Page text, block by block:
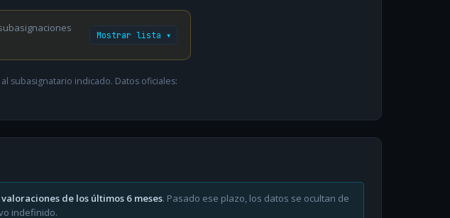
Mostrar lista ▾
indicado. Datos oficiales:
de los últimos 6 meses. Pasado ese plazo, los datos se ocultan de
indefinido.